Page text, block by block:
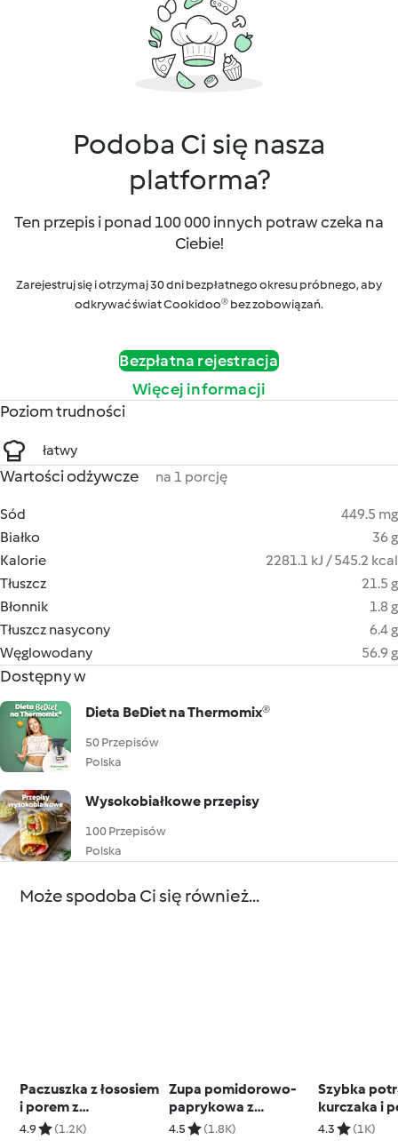
Podoba Ci się nasza
platforma?
Ten przepis i ponad 100 000 innych potraw czeka na
Ciebie!
Zarejestruj się i otrzymaj 30 dni bezpłatnego okresu próbnego, aby
odkrywać świat Cookidoo® bez zobowiązań.
Bezpłatna rejestracja
Więcej informacji
Poziom trudności
łatwy
Wartości odżywcze na 1 porcję
Sód
449.5 mg
Białko
36 g
Kalorie
2281.1 kJ / 545.2 kcal
Tłuszcz
21.5 g
Błonnik
1.8 g
Tłuszcz nasycony
6.4 g
Węglowodany
56.9 g
Dostępny w
Dieta BeDiet na Thermomix®
50 Przepisów
Polska
Wysokobiałkowe przepisy
100 Przepisów
Polska
Może spodoba Ci się również...
Paczuszka z łososiem
i porem z
ziemniakami
4.9 (1.2K)
Zupa pomidorowo-
paprykowa z
tortellini
4.5 (1.8K)
Szybka
kurczaka i
kluskami
4.3 (1K)